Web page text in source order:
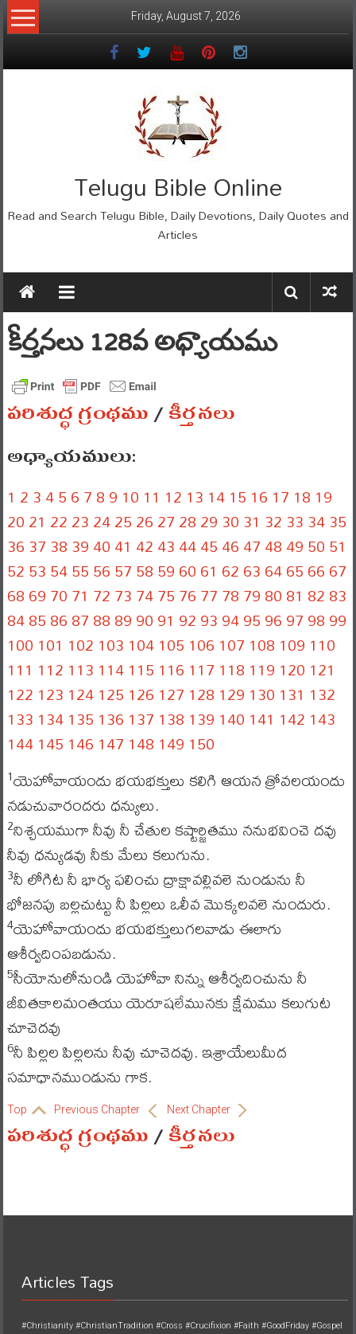
Skip
to
Friday, August 7, 2026
Telugu Bible Online
Read and Search Telugu Bible, Daily Devotions, Daily Quotes and
Articles
కీర్తనలు 128వ అధ్యాయము
పరిశుద్ధ గ్రంథము/కీర్తనలు
అధ్యాయములు:
1 23456789 10 11 12 13 1415 16 17 18 19
2021 22232425262728293031 32333435
363738394041 42434445464748495051
52535455565758596061 626364656667
68697071 72737475767778798081 8283
8485868788899091 9293949596979899
100 101 102 103 104105 106 107 108 109 110
111 112 113 114115 116 117 118 119 120 121
122 123 124125 126 127 128 129 130 131 132
133 134135 136 137 138 139 140 141 142 143
144145 146 147 148 149 150
1యెహోవాయందు భయభక్తులు కలిగి ఆయన త్రోవలయందు
నడుచువారందరు ధన్యులు.
2నిశ్చయముగా నీవు నీ చేతుల కష్టార్జితము ననుభవించె దవు
నీవు ధన్యుడవు నీకు మేలు కలుగును.
3నీ లోగిట నీ భార్య ఫలించు ద్రాక్షావల్లివలె నుండును నీ
భోజనపు బల్లచుట్టు నీ పిల్లలు ఒలీవ మొక్కలవలె నుందురు.
4యెహోవాయందు భయభక్తులుగలవాడు ఈలాగు
ఆశీర్వదింపబడును.
5సీయోనులోనుండి యెహోవా నిన్ను ఆశీర్వదించును నీ
జీవితకాలమంతయు యెరూషలేమునకు క్షేమము కలుగుట
చూచెదవు
6నీ పిల్లల పిల్లలను నీవు చూచెదవు. ఇశ్రాయేలుమీద
సమాధానముండును గాక.
Top Previous Chapter Next Chapter
పరిశుద్ధ గ్రంథము/కీర్తనలు
Articles Tags
#Christianity #ChristianTradition #Cross #Crucifixion #Faith #GoodFriday #Gospel